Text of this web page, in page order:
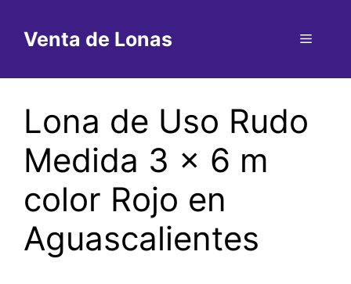
contenido
Venta de Lonas Menú
Lona de Uso Rudo
Medida 3 x 6 m
color Rojo en
Aguascalientes